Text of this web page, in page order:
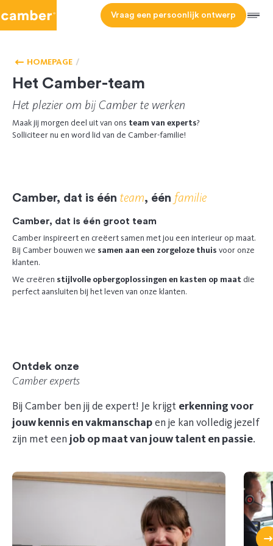
Vraag een persoonlijk ontwerp Menu
HOMEPAGE
Het Camber-team
Het plezier om bij Camber te werken
Maak jij morgen deel uit van ons team van experts?
Solliciteer nu en word lid van de Camber-familie!
Camber, dat is één team, één familie
Camber, dat is één groot team
Camber inspireert en creëert samen met jou een interieur op maat.
Bij Camber bouwen we samen aan een zorgeloze thuis voor onze
klanten.
We creëren stijlvolle opbergoplossingen en kasten op maat die
perfect aansluiten bij het leven van onze klanten.
Ontdek onze
Camber experts
Bij Camber ben jij de expert! Je krijgt erkenning voor
jouw kennis en vakmanschapen je kan volledig jezelf
zijn met een job op maat van jouw talent en passie.